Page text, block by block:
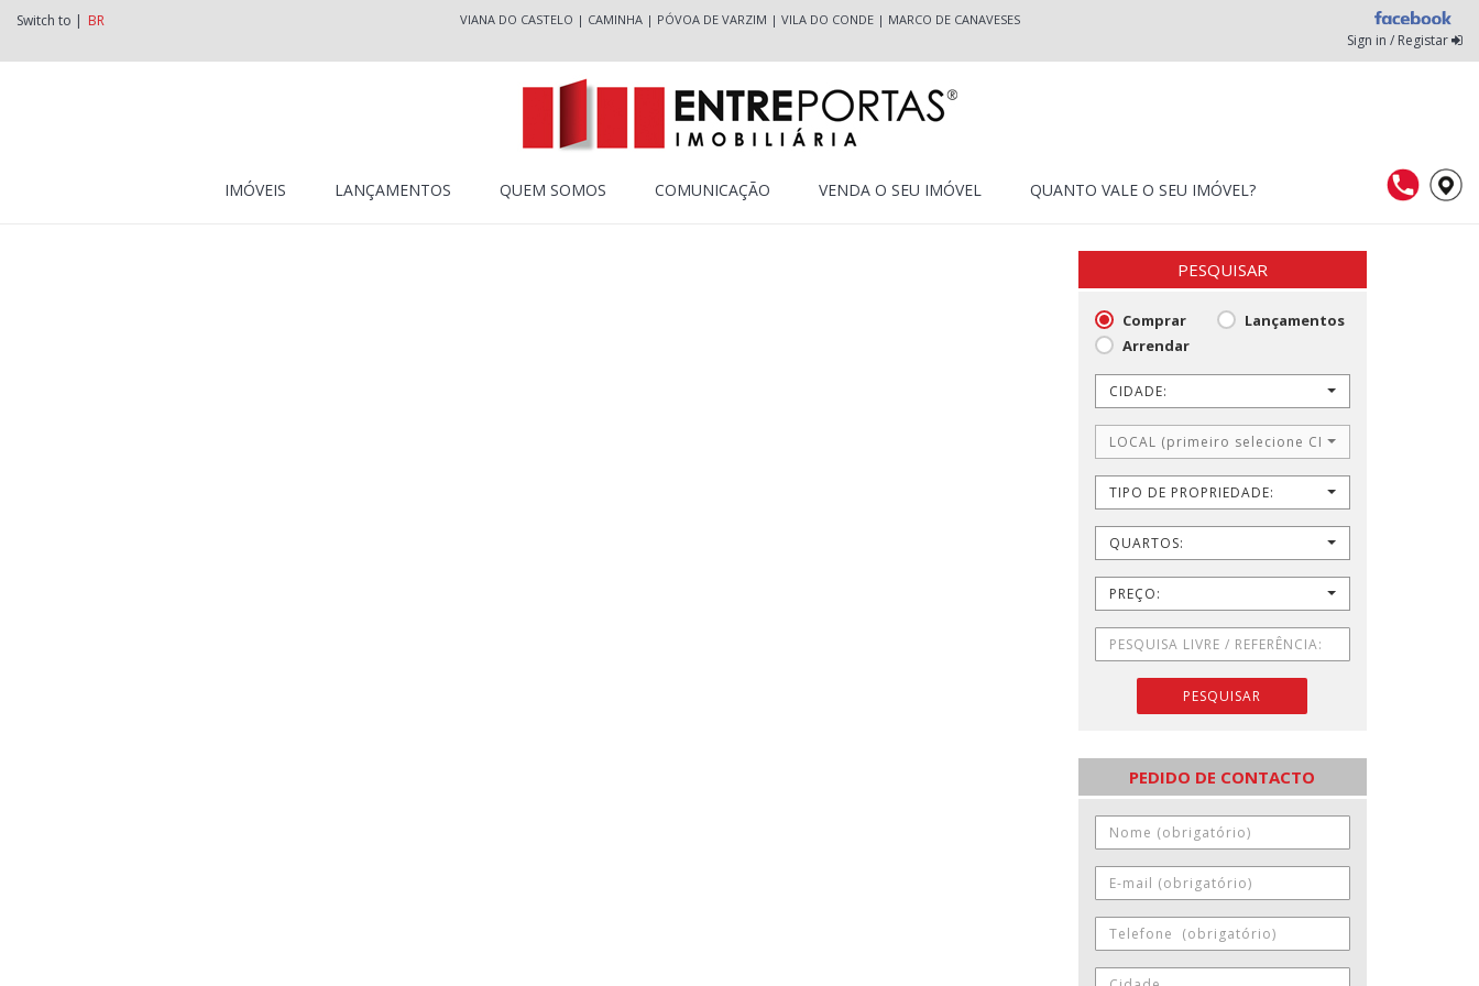
Switch to | BR VIANA DO CASTELO | CAMINHA| PÓVOA DE VARZIM | VILA DO CONDE| MARCO DE CANAVESES
Sign in / Registar
IMÓVEIS LANÇAMENTOS QUEM SOMOS COMUNICAÇÃO VENDA O SEU IMÓVEL QUANTO VALE O SEU IMÓVEL?
PESQUISAR
Comprar
Lançamentos
Arrendar
CIDADE:
LOCAL (primeiro selecione CIDADE)
TIPO DE PROPRIEDADE:
QUARTOS:
PREÇO:
PESQUISAR
PEDIDO DE CONTACTO